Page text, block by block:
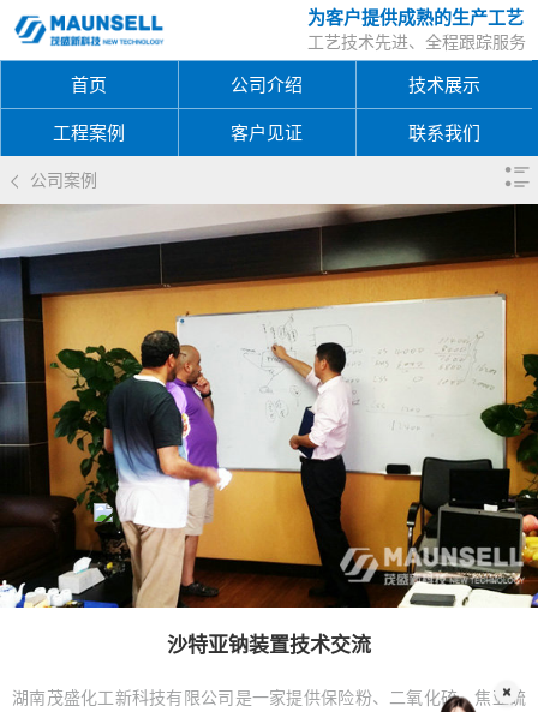
为客户提供成熟的生产工艺
工艺技术先进、全程跟踪服务
首页 公司介绍 技术展示
工程案例 客户见证 联系我们
公司案例
沙特亚钠装置技术交流
湖南茂盛化工新科技有限公司是一家提供保险粉、二氧化硫、焦亚硫